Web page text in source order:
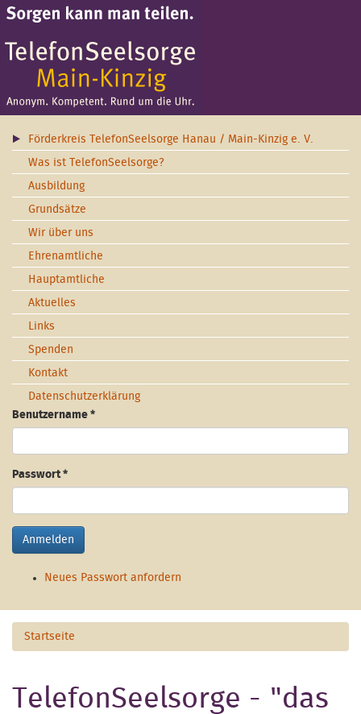
Förderkreis TelefonSeelsorge Hanau / Main-Kinzig e. V.
Was ist TelefonSeelsorge?
Ausbildung
Grundsätze
Wir über uns
Ehrenamtliche
Hauptamtliche
Aktuelles
Links
Spenden
Kontakt
Datenschutzerklärung
Benutzername *
Passwort*
Anmelden
Neues Passwort anfordern
Startseite
TelefonSeelsorge - "das